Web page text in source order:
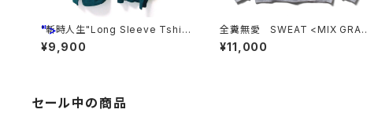
">
"斬時人生"Long Sleeve Tshirt
s <GREEN>
¥9,900
全糞無愛 SWEAT <MIX GRAY
>
¥11,000
セール中の商品